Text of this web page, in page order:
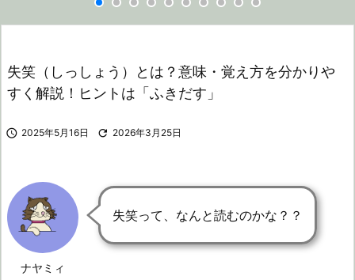
失笑（しっしょう）とは？意味・覚え方を分かりや
すく解説！ヒントは「ふきだす」
 2025年5月16日  2026年3月25日
ナヤミィ
失笑って、なんと読むのかな？？